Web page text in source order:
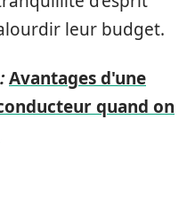
leur budget.
Avantages d'une
quand on